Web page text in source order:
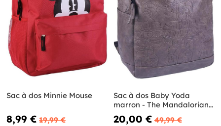
Sac à dos Minnie Mouse
8,99 € 19,99 €
Sac à dos Baby Yoda
marron - The Mandalorian
Star Wars
20,00 € 49,99 €